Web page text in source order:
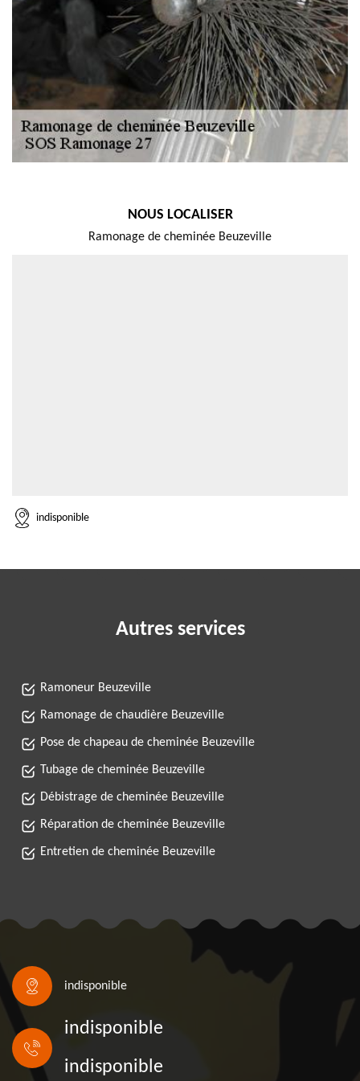
NOUS LOCALISER
Ramonage de cheminée Beuzeville
indisponible
Autres services
Ramoneur Beuzeville
Ramonage de chaudière Beuzeville
Pose de chapeau de cheminée Beuzeville
Tubage de cheminée Beuzeville
Débistrage de cheminée Beuzeville
Réparation de cheminée Beuzeville
Entretien de cheminée Beuzeville
indisponible
indisponible
indisponible